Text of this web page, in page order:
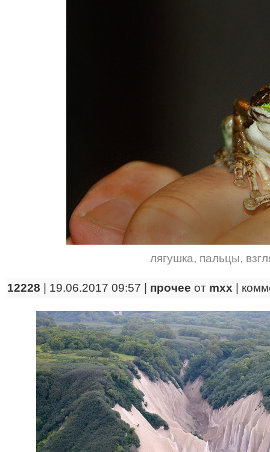
лягушка, пальцы,
12228 | 19.06.2017 09:57 | прочее от mxx